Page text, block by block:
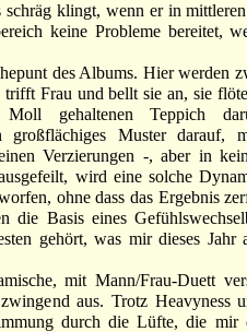
schräg klingt, wenn er in
keine Probleme bereitet,
des Albums. Hier werden
Frau und bellt sie an, sie
gehaltenen Teppich
Muster darauf,
Verzierungen -, aber in
wird eine solche
ohne dass das Ergebnis
die Basis eines
gehört, was mir dieses Jahr
mit Mann/Frau-Duett
aus. Trotz Heavyness
durch die Lüfte, die mir